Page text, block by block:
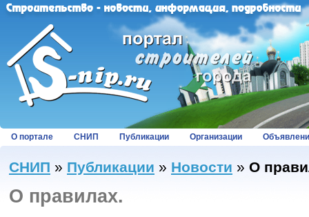
О портале СНИП Публикации Организации
СНИП » Публикации » Новости » О
О правилах.